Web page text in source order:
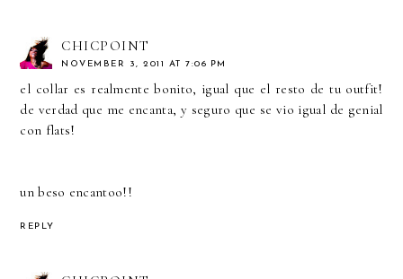
CHICPOINT
NOVEMBER 3, 2011 AT 7:06 PM
el collar es realmente bonito, igual que el resto de tu outfit!
de verdad que me encanta, y seguro que se vio igual de genial
con flats!
un beso encantoo!!
REPLY